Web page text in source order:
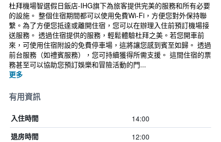
杜拜機場智選假日飯店-IHG旗下為旅客提供完美的服務和所有必要
的設施。 整個住宿期間都可以使用免費Wi-Fi，方便您對外保持聯
繫。為了方便您抵達或離開住宿，您可以在辦理入住前預訂機場接
送服務。 透過住宿提供的服務，輕鬆體驗杜拜之美。若您開車前
來，可使用住宿附設的免費停車場，這將讓您感到賓至如歸。 透過
前台服務（如禮賓服務），您可持續獲得所需支援。 這間住宿的票
務甚至可以協助您預訂娛樂和冒險活動的門...
更多
有用資訊
入住時間 14:00
退房時間 12:00